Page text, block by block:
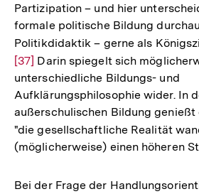
Partizipation – und hier
formale politische Bildung
Politikdidaktik – gerne als
[37] Darin spiegelt sich
unterschiedliche Bildungs- und
Aufklärungsphilosophie wider. In
außerschulischen Bildung genießt
"die gesellschaftliche Realität
(möglicherweise) einen höheren
Bei der Frage der